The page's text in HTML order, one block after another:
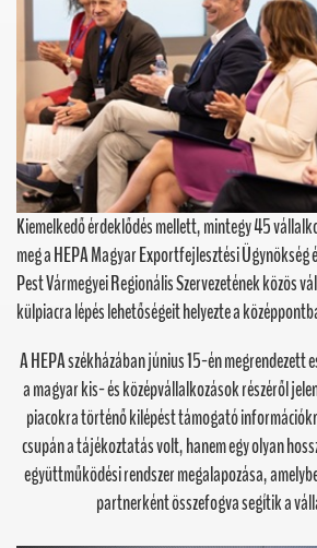
Kiemelkedő érdeklődés mellett, mintegy 45
meg a HEPA Magyar Exportfejlesztési Ügynökség
Pest Vármegyei Regionális Szervezetének közös
külpiacra lépés lehetőségeit helyezte a
A HEPA székházában június 15-én megrendezett
a magyar kis- és középvállalkozások részéről
piacokra történő kilépést támogató
csupán a tájékoztatás volt, hanem egy olyan
együttműködési rendszer megalapozása,
partnerként összefogva segítik a